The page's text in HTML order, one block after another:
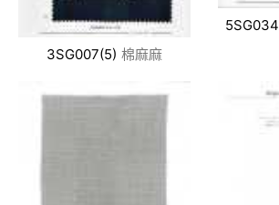
3SG007(5) 棉麻麻
5SG034